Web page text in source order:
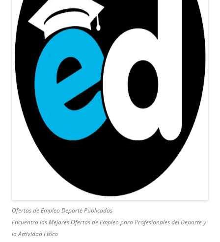
Ofertas de Empleo Deporte Publicadas
Encuentra las Mejores Ofertas de Empleo para Profesionales del Deporte y
la Actividad Física